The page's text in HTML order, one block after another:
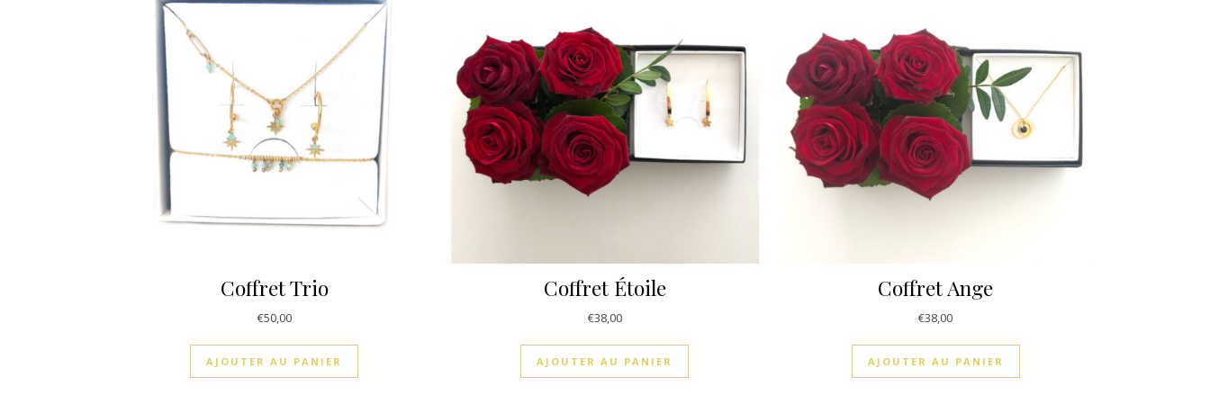
Coffret Trio
€50,00
AJOUTER AU PANIER
Coffret Étoile
€38,00
AJOUTER AU PANIER
Coffret Ange
€38,00
AJOUTER AU PANIER